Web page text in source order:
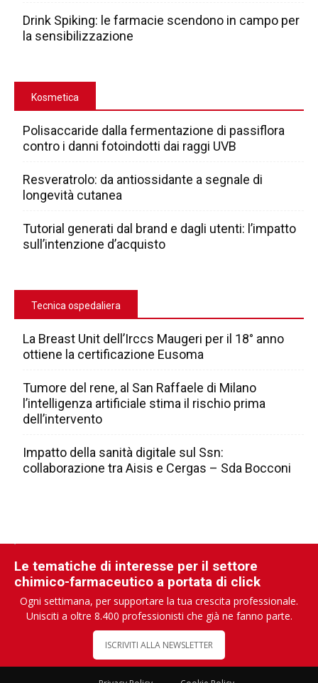
Drink Spiking: le farmacie scendono in campo per
la sensibilizzazione
Kosmetica
Polisaccaride dalla fermentazione di passiflora
contro i danni fotoindotti dai raggi UVB
Resveratrolo: da antiossidante a segnale di
longevità cutanea
Tutorial generati dal brand e dagli utenti: l’impatto
sull’intenzione d’acquisto
Tecnica ospedaliera
La Breast Unit dell’Irccs Maugeri per il 18° anno
ottiene la certificazione Eusoma
Tumore del rene, al San Raffaele di Milano
l’intelligenza artificiale stima il rischio prima
dell’intervento
Impatto della sanità digitale sul Ssn:
collaborazione tra Aisis e Cergas – Sda Bocconi
Le tematiche di interesse per il settore
chimico-farmaceutico a portata di click
Ogni settimana, per supportare la tua crescita professionale.
Unisciti a oltre 8.400 professionisti che già ne fanno parte.
ISCRIVITI ALLA NEWSLETTER